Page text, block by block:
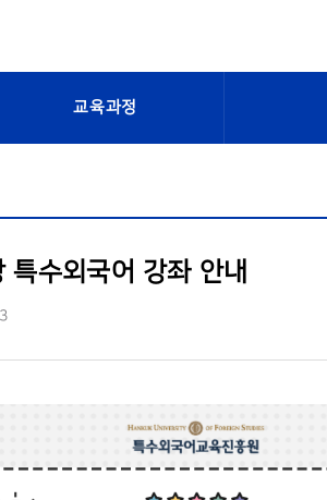
교육과정
특수외국어 강좌 안내